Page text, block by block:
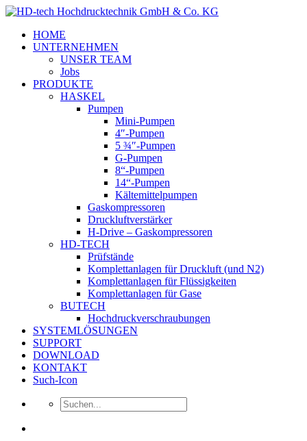
HOME
UNTERNEHMEN
UNSER TEAM
Jobs
PRODUKTE
HASKEL
Pumpen
Mini-Pumpen
4″-Pumpen
5 ¾″-Pumpen
G-Pumpen
8“-Pumpen
14“-Pumpen
Kältemittelpumpen
Gaskompressoren
Druckluftverstärker
H-Drive – Gaskompressoren
HD-TECH
Prüfstände
Komplettanlagen für Druckluft (und N2)
Komplettanlagen für Flüssigkeiten
Komplettanlagen für Gase
BUTECH
Hochdruckverschraubungen
SYSTEMLÖSUNGEN
SUPPORT
DOWNLOAD
KONTAKT
Such-Icon